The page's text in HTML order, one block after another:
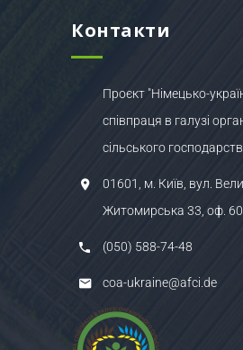
Контакти
Проєкт "Німецько-
співпраця в галузі
сільського
01601, м. Київ, вул.
Житомирська 33, оф.
(050) 588-74-48
coa-ukraine@afci.de